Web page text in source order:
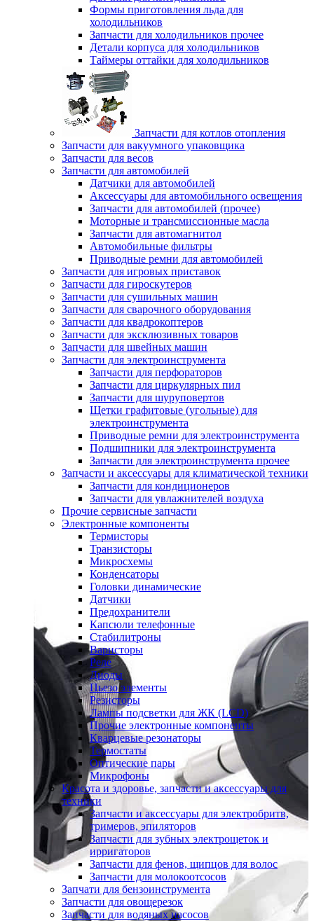
Формы приготовления льда для
холодильников
Запчасти для холодильников прочее
Детали корпуса для холодильников
Таймеры оттайки для холодильников
Запчасти для котлов отопления
Запчасти для вакуумного упаковщика
Запчасти для весов
Запчасти для автомобилей
Датчики для автомобилей
Аксессуары для автомобильного освещения
Запчасти для автомобилей (прочее)
Моторные и трансмиссионные масла
Запчасти для автомагнитол
Автомобильные фильтры
Приводные ремни для автомобилей
Запчасти для игровых приставок
Запчасти для гироскутеров
Запчасти для сушильных машин
Запчасти для сварочного оборудования
Запчасти для квадрокоптеров
Запчасти для эксклюзивных товаров
Запчасти для швейных машин
Запчасти для электроинструмента
Запчасти для перфораторов
Запчасти для циркулярных пил
Запчасти для шуруповертов
Щетки графитовые (угольные) для
электроинструмента
Приводные ремни для электроинструмента
Подшипники для электроинструмента
Запчасти для электроинструмента прочее
Запчасти и аксессуары для климатической техники
Запчасти для кондиционеров
Запчасти для увлажнителей воздуха
Прочие сервисные запчасти
Электронные компоненты
Термисторы
Транзисторы
Микросхемы
Конденсаторы
Головки динамические
Датчики
Предохранители
Капсюли телефонные
Стабилитроны
Варисторы
Реле
Диоды
Пьезо элементы
Резисторы
Лампы подсветки для ЖК (LCD)
Прочие электронные компоненты
Кварцевые резонаторы
Термостаты
Оптические пары
Микрофоны
Красота и здоровье, запчасти и аксессуары для
техники
Запчасти и аксессуары для электробритв,
тримеров, эпиляторов
Запчасти для зубных электрощеток и
ирригаторов
Запчасти для фенов, щипцов для волос
Запчасти для молокоотсосов
Запчати для бензоинструмента
Запчасти для овощерезок
Запчасти для водяных насосов